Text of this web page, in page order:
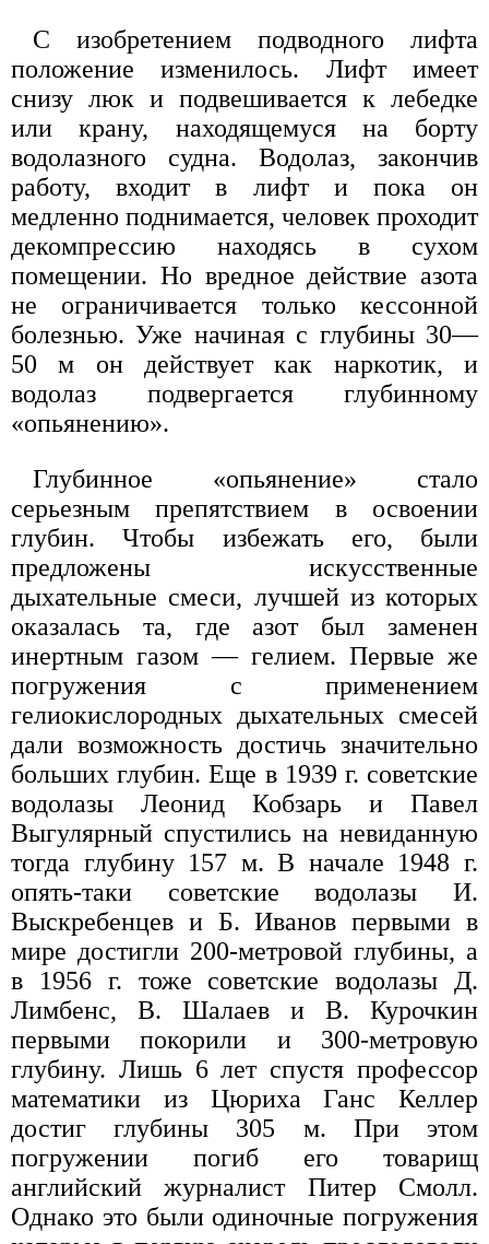
С изобретением подводного лифта
положение изменилось. Лифт имеет
снизу люк и подвешивается к лебедке
или крану, находящемуся на борту
водолазного судна. Водолаз, закончив
работу, входит в лифт и пока он
медленно поднимается, человек проходит
декомпрессию находясь в сухом
помещении. Но вредное действие азота
не ограничивается только кессонной
болезнью. Уже начиная с глубины 30—
50 м он действует как наркотик, и
водолаз подвергается глубинному
«опьянению».
Глубинное «опьянение» стало
серьезным препятствием в освоении
глубин. Чтобы избежать его, были
предложены искусственные
дыхательные смеси, лучшей из которых
оказалась та, где азот был заменен
инертным газом — гелием. Первые же
погружения с применением
гелиокислородных дыхательных смесей
дали возможность достичь значительно
больших глубин. Еще в 1939 г. советские
водолазы Леонид Кобзарь и Павел
Выгулярный спустились на невиданную
тогда глубину 157 м. В начале 1948 г.
опять-таки советские водолазы И.
Выскребенцев и Б. Иванов первыми в
мире достигли 200-метровой глубины, а
в 1956 г. тоже советские водолазы Д.
Лимбенс, В. Шалаев и В. Курочкин
первыми покорили и 300-метровую
глубину. Лишь 6 лет спустя профессор
математики из Цюриха Ганс Келлер
достиг глубины 305 м. При этом
погружении погиб его товарищ
английский журналист Питер Смолл.
Однако это были одиночные погружения